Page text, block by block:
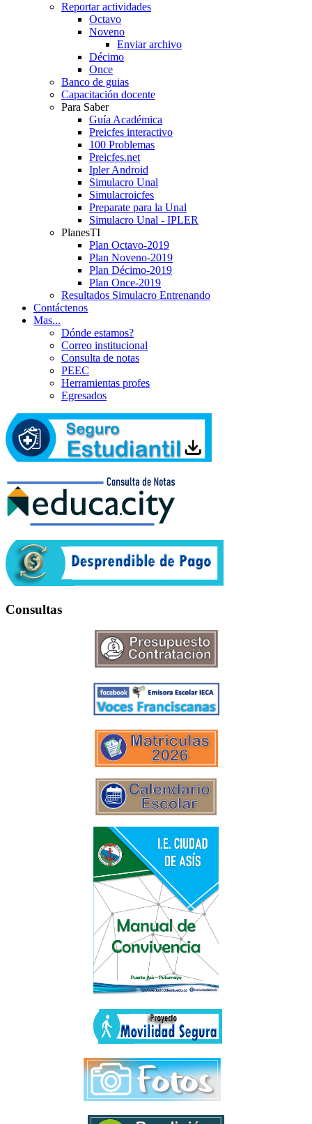
Reportar actividades
Octavo
Noveno
Enviar archivo
Décimo
Once
Banco de guias
Capacitación docente
Para Saber
Guía Académica
Preicfes interactivo
100 Problemas
Preicfes.net
Ipler Android
Simulacro Unal
Simulacroicfes
Preparate para la Unal
Simulacro Unal - IPLER
PlanesTI
Plan Octavo-2019
Plan Noveno-2019
Plan Décimo-2019
Plan Once-2019
Resultados Simulacro Entrenando
Contáctenos
Mas...
Dónde estamos?
Correo institucional
Consulta de notas
PEEC
Herramientas profes
Egresados
Consultas